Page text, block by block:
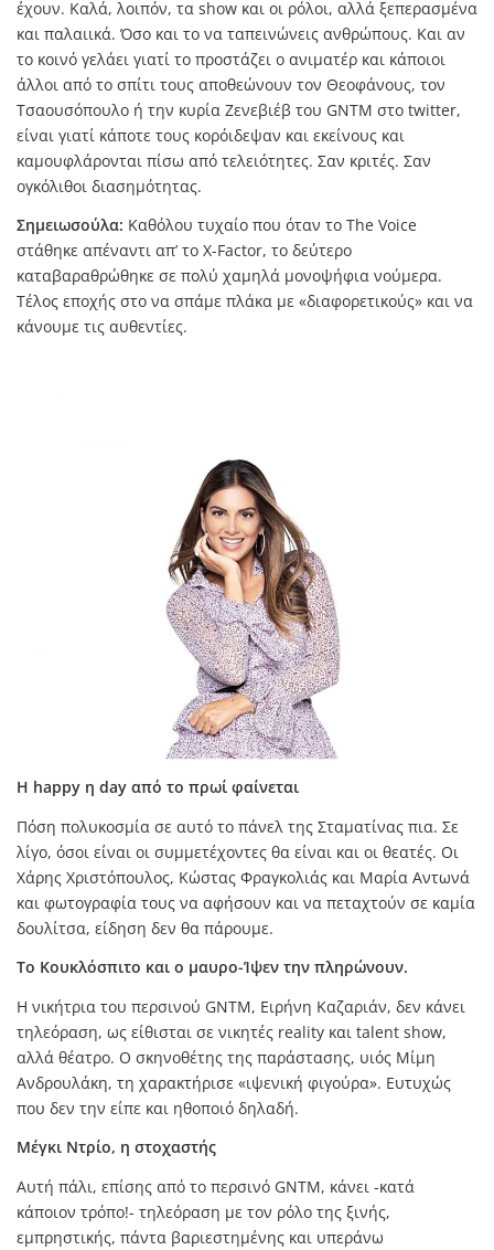
έχουν. Καλά, λοιπόν, τα show και οι ρόλοι, αλλά ξεπερασμένα
και παλαιικά. Όσο και το να ταπεινώνεις ανθρώπους. Και αν
το κοινό γελάει γιατί το προστάζει ο ανιματέρ και κάποιοι
άλλοι από το σπίτι τους αποθεώνουν τον Θεοφάνους, τον
Τσαουσόπουλο ή την κυρία Ζενεβιέβ του GNTM στο twitter,
είναι γιατί κάποτε τους κορόιδεψαν και εκείνους και
καμουφλάρονται πίσω από τελειότητες. Σαν κριτές. Σαν
ογκόλιθοι διασημότητας.
Σημειωσούλα: Καθόλου τυχαίο που όταν το The Voice
στάθηκε απέναντι απ’ το X-Factor, το δεύτερο
καταβαραθρώθηκε σε πολύ χαμηλά μονοψήφια νούμερα.
Τέλος εποχής στο να σπάμε πλάκα με «διαφορετικούς» και να
κάνουμε τις αυθεντίες.
H happy η day από το πρωί φαίνεται
Πόση πολυκοσμία σε αυτό το πάνελ της Σταματίνας πια. Σε
λίγο, όσοι είναι οι συμμετέχοντες θα είναι και οι θεατές. Οι
Χάρης Χριστόπουλος, Κώστας Φραγκολιάς και Μαρία Αντωνά
και φωτογραφία τους να αφήσουν και να πεταχτούν σε καμία
δουλίτσα, είδηση δεν θα πάρουμε.
Το Κουκλόσπιτο και ο μαυρο-Ίψεν την πληρώνουν.
Η νικήτρια του περσινού GNTM, Ειρήνη Καζαριάν, δεν κάνει
τηλεόραση, ως είθισται σε νικητές reality και talent show,
αλλά θέατρο. Ο σκηνοθέτης της παράστασης, υιός Μίμη
Ανδρουλάκη, τη χαρακτήρισε «ιψενική φιγούρα». Ευτυχώς
που δεν την είπε και ηθοποιό δηλαδή.
Μέγκι Nτρίο, η στοχαστής
Αυτή πάλι, επίσης από το περσινό GNTM, κάνει -κατά
κάποιον τρόπο!- τηλεόραση με τον ρόλο της ξινής,
εμπρηστικής, πάντα βαριεστημένης και υπεράνω